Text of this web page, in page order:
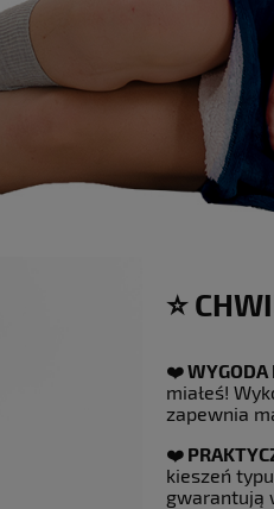
⭐
❤️WYGODA
miałeś!
zapewnia
❤️
kieszeń
gwarantują